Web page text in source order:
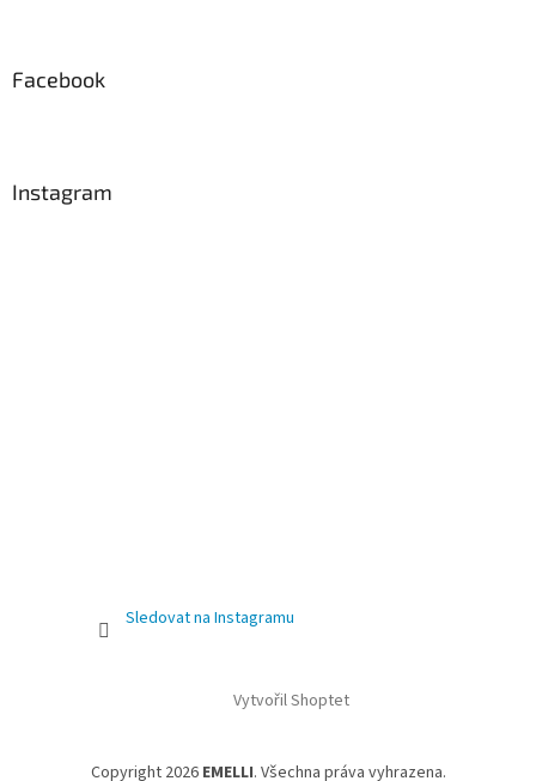
Facebook
Instagram
Sledovat na Instagramu
Vytvořil Shoptet
Copyright 2026 EMELLI. Všechna práva vyhrazena.